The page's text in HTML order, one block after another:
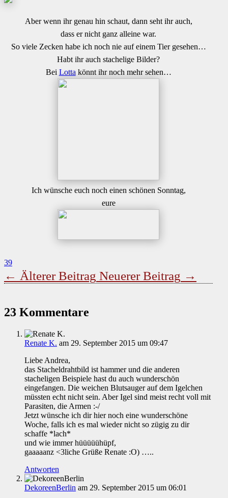
Aber wenn ihr genau hin schaut, dann seht ihr auch,
dass er nicht ganz alleine war.
So viele Zecken habe ich noch nie auf einem Tier gesehen…
Habt ihr auch stachelige Bilder?
Bei Lotta könnt ihr noch mehr sehen…
Ich wünsche euch noch einen schönen Sonntag,
eure
39
← Älterer Beitrag Neuerer Beitrag →
23 Kommentare
Renate K. am 29. September 2015 um 09:47
Liebe Andrea,
das Stacheldrahtbild ist hammer und die anderen
stacheligen Beispiele hast du auch wunderschön
eingefangen. Die weichen Blutsauger auf dem Igelchen
müssten echt nicht sein. Aber Igel sind meist recht voll mit
Parasiten, die Armen :-/
Jetzt wünsche ich dir hier noch eine wunderschöne
Woche, falls ich es mal wieder nicht so zügig zu dir
schaffe *lach*
und wie immer hüüüüühüpf,
gaaaaanz <3liche Grüße Renate :O) …..
Antworten
DekoreenBerlin am 29. September 2015 um 06:01